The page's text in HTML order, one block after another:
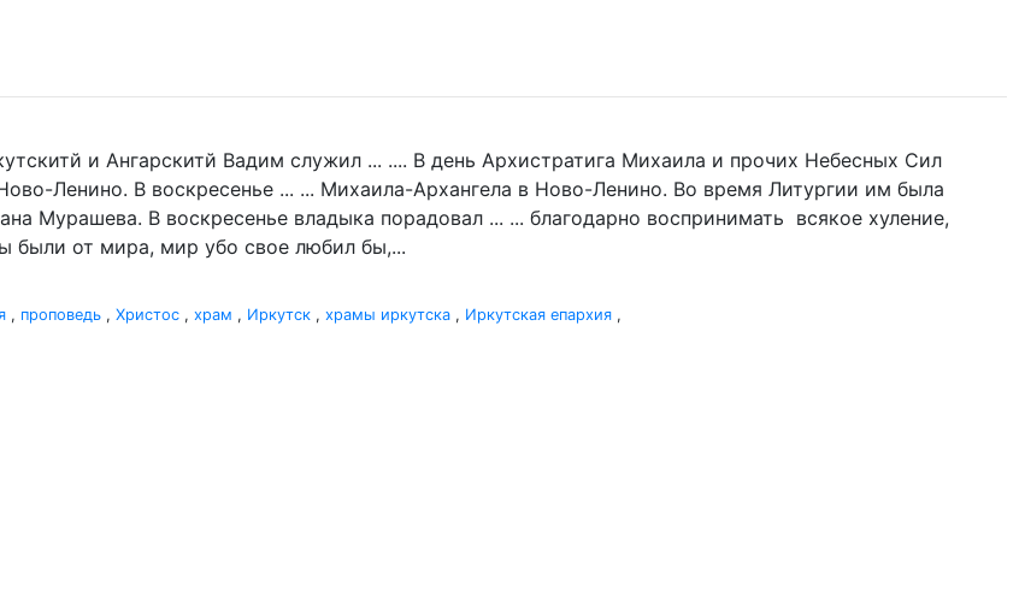
и Ангарскитй Вадим служил ... .... В день Архистратига Михаила и прочих Небесных Сил
Ленино. В воскресенье ... ... Михаила-Архангела в Ново-Ленино. Во время Литургии им была
Мурашева. В воскресенье владыка порадовал ... ... благодарно воспринимать всякое хуление,
были от мира, мир убо свое любил бы,...
, проповедь , Христос , храм , Иркутск , храмы иркутска , Иркутская епархия ,